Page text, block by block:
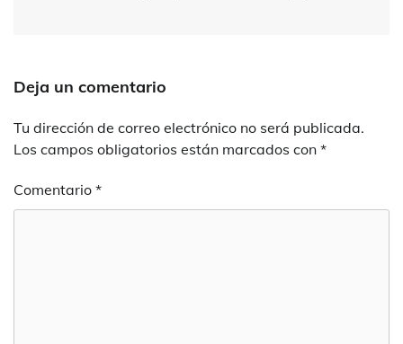
Deja un comentario
Tu dirección de correo electrónico no será publicada.
Los campos obligatorios están marcados con *
Comentario *